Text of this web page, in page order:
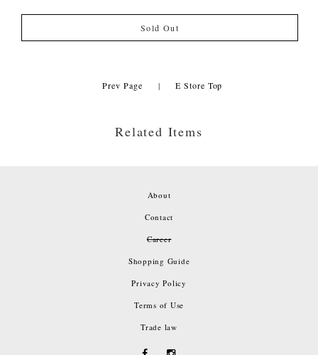
Sold Out
Prev Page | E Store Top
Related Items
About
Contact
Career
Shopping Guide
Privacy Policy
Terms of Use
Trade law